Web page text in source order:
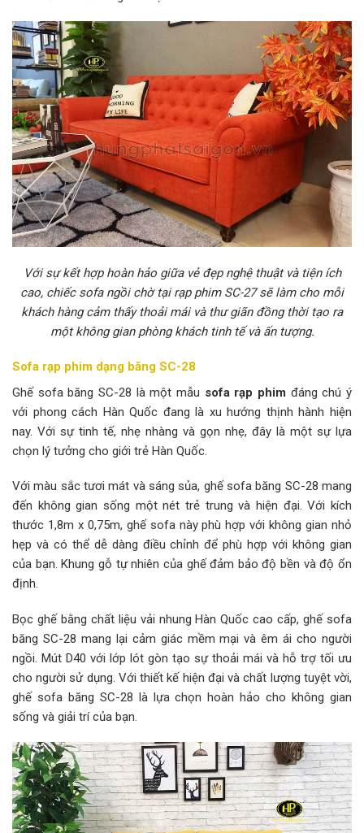
Với sự kết hợp hoàn hảo giữa vẻ đẹp nghệ thuật và tiện ích
cao, chiếc sofa ngồi chờ tại rạp phim SC-27 sẽ làm cho mỗi
khách hàng cảm thấy thoải mái và thư giãn đồng thời tạo ra
một không gian phòng khách tinh tế và ấn tượng.
Sofa rạp phim dạng băng SC-28
Ghế sofa băng SC-28 là một mẫu sofa rạp phim đáng chú ý
với phong cách Hàn Quốc đang là xu hướng thịnh hành hiện
nay. Với sự tinh tế, nhẹ nhàng và gọn nhẹ, đây là một sự lựa
chọn lý tưởng cho giới trẻ Hàn Quốc.
Với màu sắc tươi mát và sáng sủa, ghế sofa băng SC-28 mang
đến không gian sống một nét trẻ trung và hiện đại. Với kích
thước 1,8m x 0,75m, ghế sofa này phù hợp với không gian nhỏ
hẹp và có thể dễ dàng điều chỉnh để phù hợp với không gian
của bạn. Khung gỗ tự nhiên của ghế đảm bảo độ bền và độ ổn
định.
Bọc ghế bằng chất liệu vải nhung Hàn Quốc cao cấp, ghế sofa
băng SC-28 mang lại cảm giác mềm mại và êm ái cho người
ngồi. Mút D40 với lớp lót gòn tạo sự thoải mái và hỗ trợ tối ưu
cho người sử dụng. Với thiết kế hiện đại và chất lượng tuyệt vời,
ghế sofa băng SC-28 là lựa chọn hoàn hảo cho không gian
sống và giải trí của bạn.